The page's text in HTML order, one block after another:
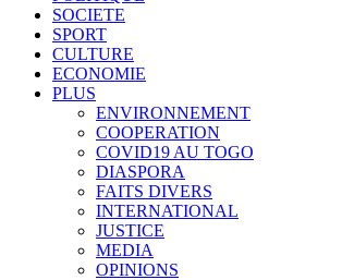
SOCIETE
SPORT
CULTURE
ECONOMIE
PLUS
ENVIRONNEMENT
COOPERATION
COVID19 AU TOGO
DIASPORA
FAITS DIVERS
INTERNATIONAL
JUSTICE
MEDIA
OPINIONS